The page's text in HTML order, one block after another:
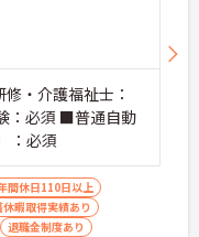
・介護福祉士：
：必須 ■普通自動
：必須
間休日110日以上
暇取得実績あり
退職金制度あり